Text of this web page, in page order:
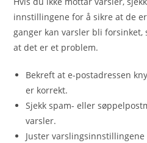
innstillingene for å sikre at de
ganger kan varsler bli
at det er et problem.
Bekreft at e-postadressen
er korrekt.
Sjekk spam- eller
varsler.
Juster